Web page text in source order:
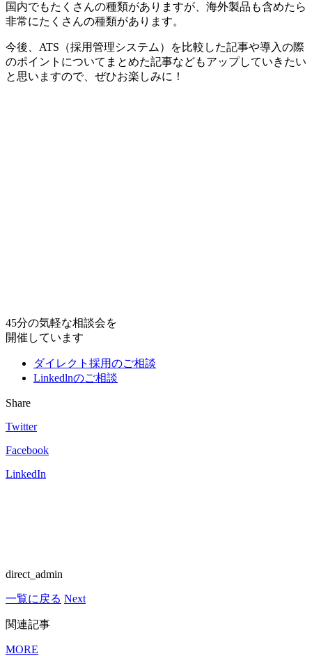
国内でもたくさんの種類がありますが、海外製品も含めたら
非常にたくさんの種類があります。
今後、ATS（採用管理システム）を比較した記事や導入の際
のポイントについてまとめた記事などもアップしていきたい
と思いますので、ぜひお楽しみに！
45分の気軽な相談会を
開催しています
ダイレクト採用のご相談
Linkedlnのご相談
Share
Twitter
Facebook
LinkedIn
direct_admin
一覧に戻る Next
関連記事
MORE